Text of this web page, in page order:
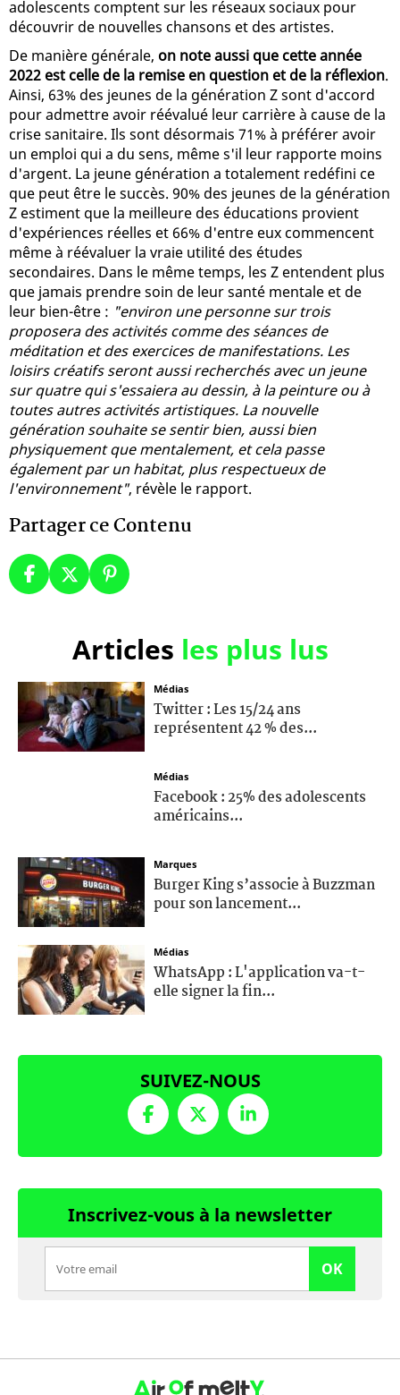
adolescents comptent sur les réseaux sociaux pour
découvrir de nouvelles chansons et des artistes.
De manière générale, on note aussi que cette année
2022 est celle de la remise en question et de la réflexion.
Ainsi, 63% des jeunes de la génération Z sont d'accord
pour admettre avoir réévalué leur carrière à cause de la
crise sanitaire. Ils sont désormais 71% à préférer avoir
un emploi qui a du sens, même s'il leur rapporte moins
d'argent. La jeune génération a totalement redéfini ce
que peut être le succès. 90% des jeunes de la génération
Z estiment que la meilleure des éducations provient
d'expériences réelles et 66% d'entre eux commencent
même à réévaluer la vraie utilité des études
secondaires. Dans le même temps, les Z entendent plus
que jamais prendre soin de leur santé mentale et de
leur bien-être : "environ une personne sur trois
proposera des activités comme des séances de
méditation et des exercices de manifestations. Les
loisirs créatifs seront aussi recherchés avec un jeune
sur quatre qui s'essaiera au dessin, à la peinture ou à
toutes autres activités artistiques. La nouvelle
génération souhaite se sentir bien, aussi bien
physiquement que mentalement, et cela passe
également par un habitat, plus respectueux de
l'environnement", révèle le rapport.
Partager ce Contenu
Articles les plus lus
Médias
Twitter : Les 15/24 ans
représentent 42 % des...
Médias
Facebook : 25% des adolescents
américains...
Marques
Burger King s’associe à Buzzman
pour son lancement...
Médias
WhatsApp : L'application va-t-
elle signer la fin...
SUIVEZ-NOUS
Inscrivez-vous à la newsletter
OK